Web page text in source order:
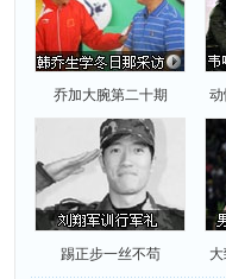
乔加大腕第二十期
踢正步一丝不苟